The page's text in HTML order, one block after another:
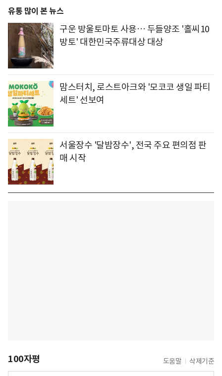
유통 많이 본 뉴스
구운 방울토마토 사용… 두들양조 '홀씨10
방토' 대한민국주류대상 대상
맘스터치, 로스트아크와 '모코코 생일 파티
세트' 선보여
서울장수 '달밤장수', 전국 주요 편의점 판
매 시작
100자평 도움말 삭제기준